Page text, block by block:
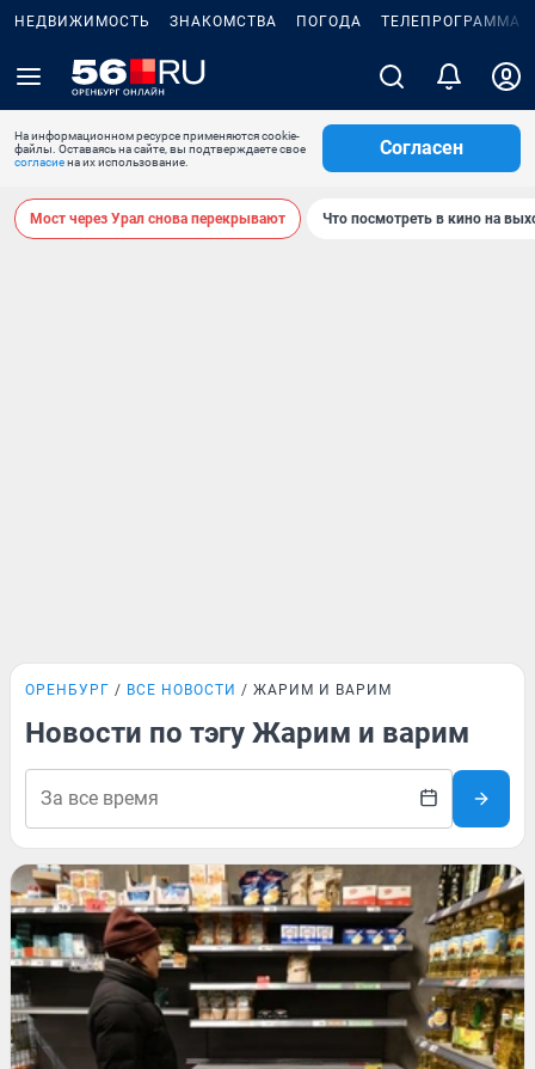
НЕДВИЖИМОСТЬ ЗНАКОМСТВА ПОГОДА ТЕЛЕПРОГРАММА
На информационном ресурсе применяются cookie-
файлы. Оставаясь на сайте, вы подтверждаете свое
согласиена их использование.
Согласен
Мост через Урал снова перекрывают Что посмотреть в кино на
ОРЕНБУРГ ВСЕ НОВОСТИ ЖАРИМ И ВАРИМ
Новости по тэгу Жарим и варим